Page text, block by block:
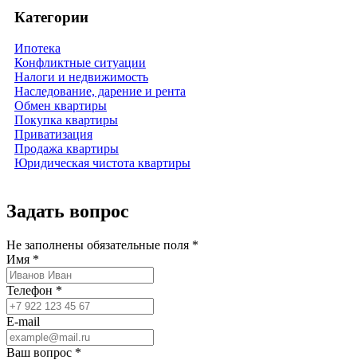
Категории
Ипотека
Конфликтные ситуации
Налоги и недвижимость
Наследование, дарение и рента
Обмен квартиры
Покупка квартиры
Приватизация
Продажа квартиры
Юридическая чистота квартиры
Задать вопрос
Не заполнены обязательные поля *
Имя *
Телефон *
E-mail
Ваш вопрос *